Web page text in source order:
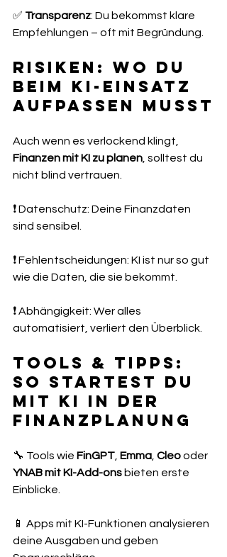
✅ Transparenz: Du bekommst klare
Empfehlungen – oft mit Begründung.
Risiken: Wo du
beim KI-Einsatz
aufpassen musst
Auch wenn es verlockend klingt,
Finanzen mit KI zu planen , solltest du
nicht blind vertrauen.
❗ Datenschutz: Deine Finanzdaten
sind sensibel.
❗ Fehlentscheidungen: KI ist nur so gut
wie die Daten, die sie bekommt.
❗ Abhängigkeit: Wer alles
automatisiert, verliert den Überblick.
Tools & Tipps:
So startest du
mit KI in der
Finanzplanung
🔧 Tools wie FinGPT Emma Cleo oder
YNAB mit KI-Add-ons bieten erste
Einblicke.
📱 Apps mit KI-Funktionen analysieren
deine Ausgaben und geben